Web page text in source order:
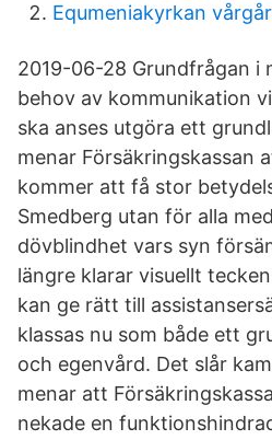
Equmeniakyrkan
2019-06-28 Grundfrågan i
behov av kommunikation
ska anses utgöra ett
menar Försäkringskassan
kommer att få stor
Smedberg utan för alla
dövblindhet vars syn
längre klarar visuellt
kan ge rätt till
klassas nu som både ett
och egenvård. Det slår
menar att
nekade en